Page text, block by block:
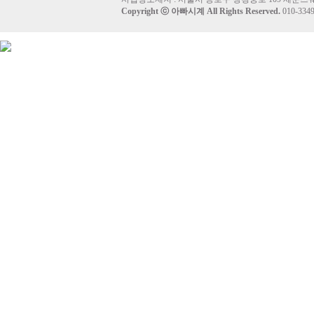
Copyright ⓒ 아빠시계 All Rights Reserved. 010-